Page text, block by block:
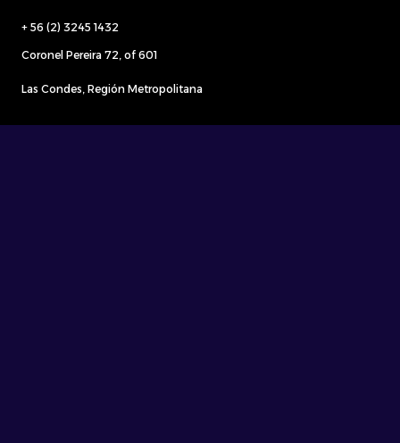
+ 56 (2) 3245 1432
Coronel Pereira 72, of 601
Las Condes, Región Metropolitana